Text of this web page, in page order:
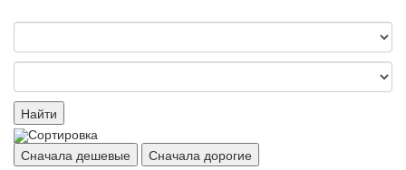
Найти
Сортировка
Сначала дешевые
Сначала дорогие